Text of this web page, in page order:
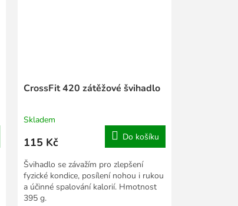
CrossFit 420 zátěžové švihadlo
Skladem
115 Kč Do košíku
Švihadlo se závažím pro zlepšení
fyzické kondice, posílení nohou i rukou
a účinné spalování kalorií. Hmotnost
395 g.